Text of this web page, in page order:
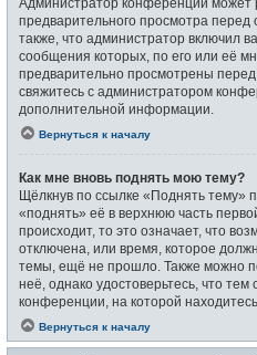
предварительного просмотра
также, что администратор включил
сообщения которых, по его или её
предварительно просмотрены перед
свяжитесь с администратором
дополнительной информации.
Вернуться к началу
Как мне вновь поднять мою тему?
Щёлкнув по ссылке «Поднять тему»
«поднять» её в верхнюю часть
происходит, то это означает, что
отключена, или время, которое
темы, ещё не прошло. Также можно
неё, однако удостоверьтесь, что
конференции, на которой находитесь.
Вернуться к началу